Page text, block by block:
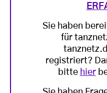
Sie haben
für
registriert?
bitte hier